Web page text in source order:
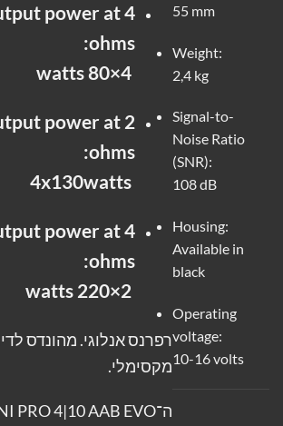
power at 4
ohms:
4×80 watts
power at 2
ohms:
4x130watts
power at 4
ohms:
רפרנס אנלוגי. מהונדס
מקסימלי.
55 mm
Weight:
2,4 kg
Signal-to-
Noise Ratio
(SNR):
108 dB
Housing:
Available in
black
Operating
voltage:
10-16 volts